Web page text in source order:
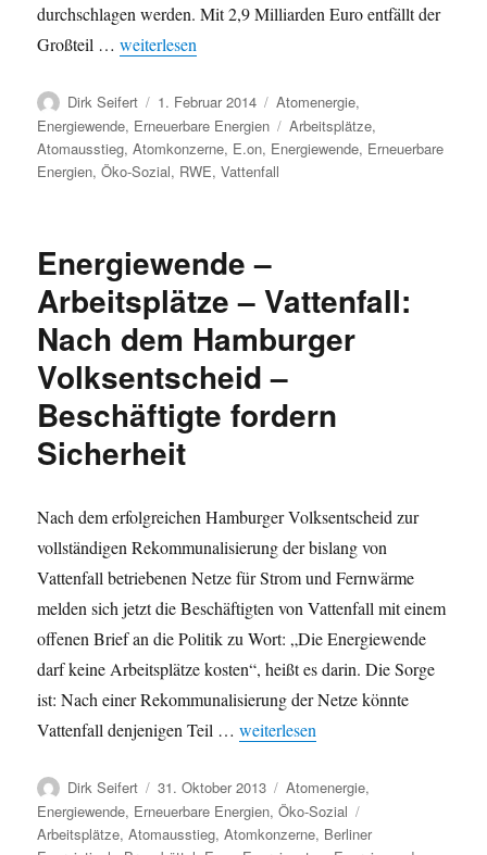
durchschlagen werden. Mit 2,9 Milliarden Euro entfällt der
Großteil …„RWE in der Krise: Drei Milliarden Euro in den
weiterlesen
Autor
Dirk Seifert
Veröffentlicht
am
1. Februar 2014 Kategorien
Atomenergie,
Energiewende, Erneuerbare Energien Schlagwörter
Arbeitsplätze,
Atomausstieg,Atomkonzerne, E.on, Energiewende, Erneuerbare
Energien,Öko-Sozial, RWE,Vattenfall
Energiewende –
Arbeitsplätze – Vattenfall:
Nach dem Hamburger
Volksentscheid –
Beschäftigte fordern
Sicherheit
Nach dem erfolgreichen Hamburger Volksentscheid zur
vollständigen Rekommunalisierung der bislang von
Vattenfall betriebenen Netze für Strom und Fernwärme
melden sich jetzt die Beschäftigten von Vattenfall mit einem
offenen Brief an die Politik zu Wort: „Die Energiewende
darf keine Arbeitsplätze kosten“, heißt es darin. Die Sorge
ist: Nach einer Rekommunalisierung der Netze könnte
Vattenfall denjenigen Teil …„Energiewende – Arbeitsplätze –
weiterlesen
Autor
Dirk Seifert
Veröffentlicht
am
31. Oktober 2013 Kategorien
Atomenergie,
Energiewende, Erneuerbare Energien,Öko-Sozial
Arbeitsplätze,Atomausstieg,Atomkonzerne, Berliner